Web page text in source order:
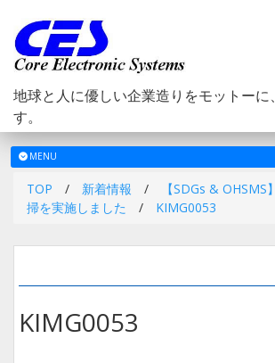
地球と人に優しい企業造りをモットーに
す。
メ
ニ
MENU
TOP / 新着情報 /
【SDGs &
掃を実施しました
/ KIMG0053
KIMG0053